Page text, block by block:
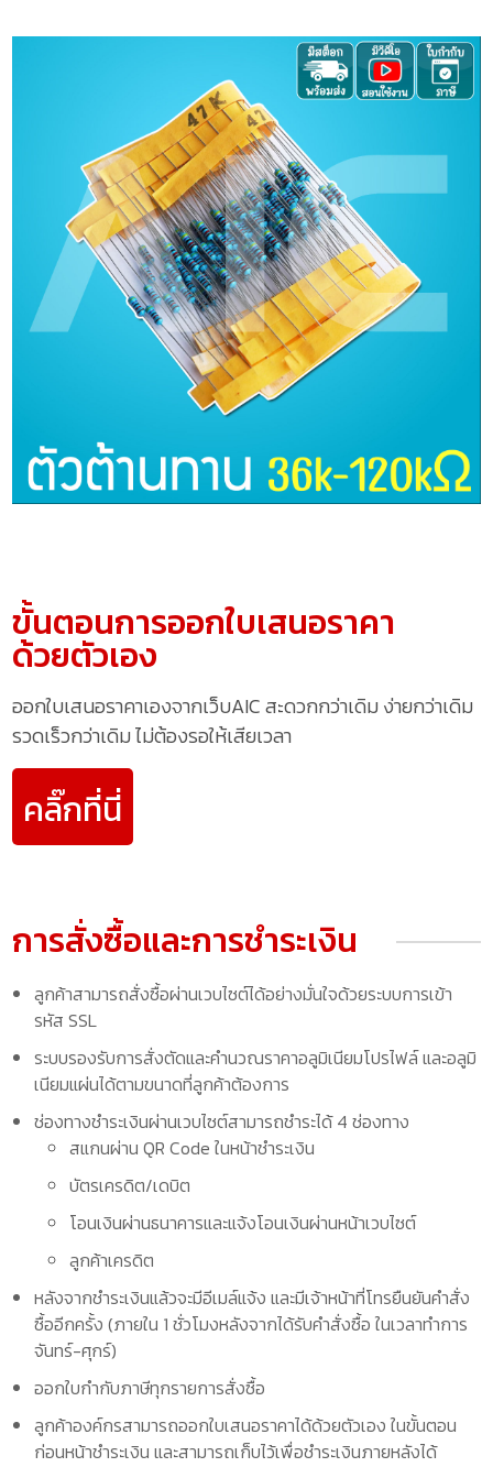
ขั้นตอนการออกใบเสนอราคา
ด้วยตัวเอง
ออกใบเสนอราคาเองจากเว็บAIC สะดวกกว่าเดิม ง่ายกว่าเดิม
รวดเร็วกว่าเดิม ไม่ต้องรอให้เสียเวลา
คลิ๊กที่นี่
การสั่งซื้อและการชำระเงิน
ลูกค้าสามารถสั่งซื้อผ่านเวบไซต์ได้อย่างมั่นใจด้วยระบบการเข้า
รหัส SSL
ระบบรองรับการสั่งตัดและคำนวณราคาอลูมิเนียมโปรไฟล์ และอลูมิ
เนียมแผ่นได้ตามขนาดที่ลูกค้าต้องการ
ช่องทางชำระเงินผ่านเวบไซต์สามารถชำระได้ 4 ช่องทาง
สแกนผ่าน QR Code ในหน้าชำระเงิน
บัตรเครดิต/เดบิต
โอนเงินผ่านธนาคารและแจ้งโอนเงินผ่านหน้าเวบไซต์
ลูกค้าเครดิต
หลังจากชำระเงินแล้วจะมีอีเมล์แจ้ง และมีเจ้าหน้าที่โทรยืนยันคำสั่ง
ซื้ออีกครั้ง (ภายใน 1 ชั่วโมงหลังจากได้รับคำสั่งซื้อ ในเวลาทำการ
จันทร์-ศุกร์)
ออกใบกำกับภาษีทุกรายการสั่งซื้อ
ลูกค้าองค์กรสามารถออกใบเสนอราคาได้ด้วยตัวเอง ในขั้นตอน
ก่อนหน้าชำระเงิน และสามารถเก็บไว้เพื่อชำระเงินภายหลังได้